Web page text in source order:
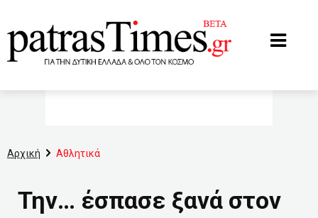
Αρχική Αθλητικά
Την… έσπασε ξανά στον